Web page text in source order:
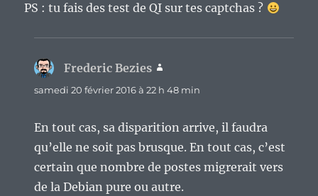
PS : tu fais des test de QI sur tes captchas ?
Frederic Bezies
samedi 20 février 2016 à 22 h 48 min
En tout cas, sa disparition arrive, il faudra
qu’elle ne soit pas brusque. En tout cas, c’est
certain que nombre de postes migrerait vers
de la Debian pure ou autre.